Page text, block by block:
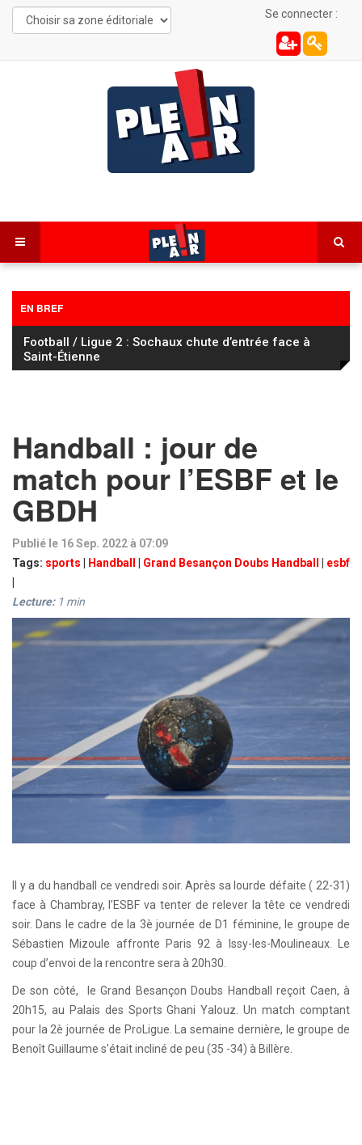
Se connecter :
EN BREF
Tour de France Femmes : Vollering s’impose à Nice et
prend le maillot jaune
Handball : jour de
match pour l’ESBF et le
GBDH
Publié le 16 Sep. 2022 à 07:09
Tags: sports Handball Grand Besançon Doubs Handball
esbf
Lecture: 1 min
Il y a du handball ce vendredi soir. Après sa lourde défaite ( 22-31)
face à Chambray, l’ESBF va tenter de relever la tête ce vendredi
soir. Dans le cadre de la 3è journée de D1 féminine, le groupe de
Sébastien Mizoule affronte Paris 92 à Issy-les-Moulineaux. Le
coup d’envoi de la rencontre sera à 20h30.
De son côté, le Grand Besançon Doubs Handball reçoit Caen, à
20h15, au Palais des Sports Ghani Yalouz. Un match comptant
pour la 2è journée de ProLigue. La semaine dernière, le groupe de
Benoît Guillaume s’était incliné de peu (35 -34) à Billère.